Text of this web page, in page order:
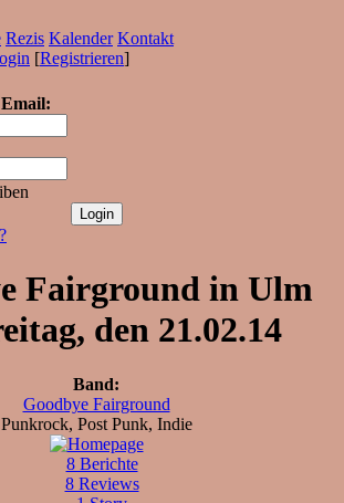
Rezis Kalender Kontakt
[Registrieren]
Fairground in Ulm
den 21.02.14
Band:
Goodbye Fairground
Punkrock, Post Punk, Indie
8 Berichte
8 Reviews